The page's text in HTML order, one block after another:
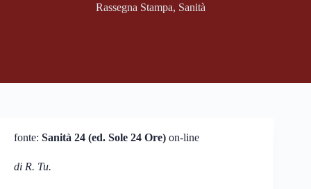
Rassegna Stampa, Sanità
fonte: Sanità 24 (ed. Sole 24 Ore) on-line
di R. Tu.